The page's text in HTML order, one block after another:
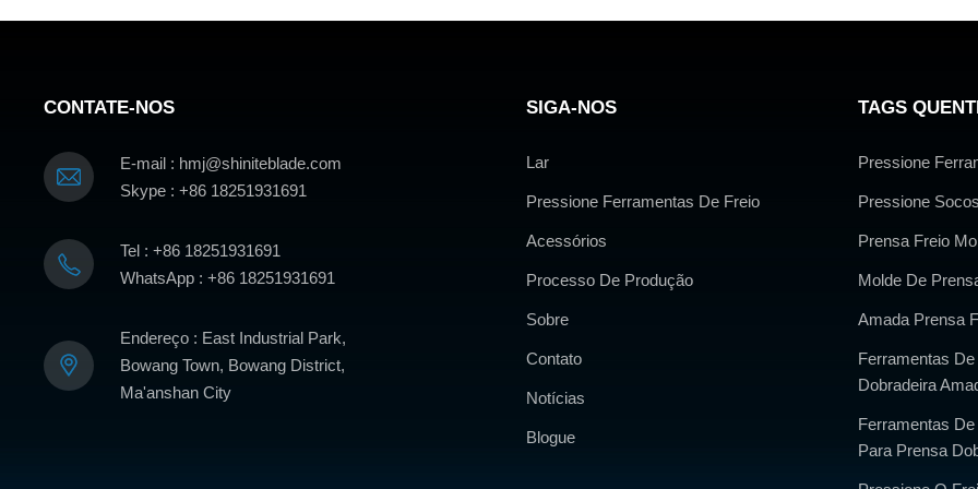
CONTATE-NOS
E-mail : hmj@shiniteblade.com
Skype : +86 18251931691
Tel : +86 18251931691
WhatsApp : +86 18251931691
Endereço : East Industrial Park,
Bowang Town, Bowang District,
Ma'anshan City
SIGA-NOS
Lar
Pressione Ferramentas De Freio
Acessórios
Processo De Produção
Sobre
Contato
Notícias
Blogue
TAGS
Pressione
Pressione
Prensa Freio
Molde De
Amada Prensa
Ferramentas
Dobradeira
Ferramentas
Para Prensa